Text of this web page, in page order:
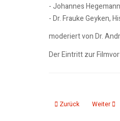
- Johannes
- Dr. Frauke Geyken,
moderiert von Dr.
Der Eintritt zur
Vorheriger Beitrag:
Zurück Nächster
Weiter